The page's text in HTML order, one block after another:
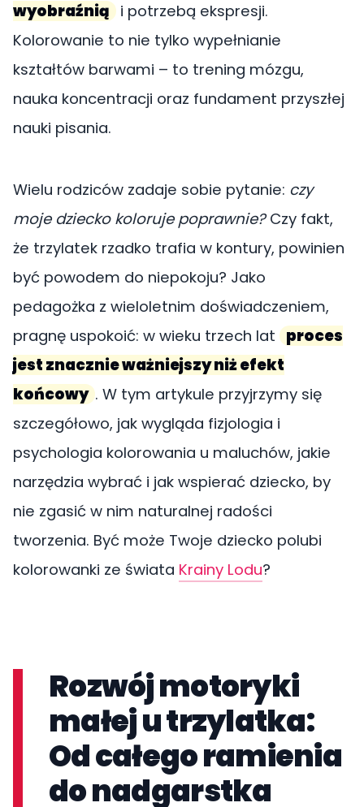
wyobraźnią i potrzebą ekspresji.
Kolorowanie to nie tylko wypełnianie
kształtów barwami – to trening mózgu,
nauka koncentracji oraz fundament przyszłej
nauki pisania.
Wielu rodziców zadaje sobie pytanie: czy
moje dziecko koloruje poprawnie?Czy fakt,
że trzylatek rzadko trafia w kontury, powinien
być powodem do niepokoju? Jako
pedagożka z wieloletnim doświadczeniem,
pragnę uspokoić: w wieku trzech lat proces
jest znacznie ważniejszy niż efekt
końcowy . W tym artykule przyjrzymy się
szczegółowo, jak wygląda fizjologia i
psychologia kolorowania u maluchów, jakie
narzędzia wybrać i jak wspierać dziecko, by
nie zgasić w nim naturalnej radości
tworzenia. Być może Twoje dziecko polubi
kolorowanki ze świata Krainy Lodu?
Rozwój motoryki
małej u trzylatka:
Od całego ramienia
do nadgarstka